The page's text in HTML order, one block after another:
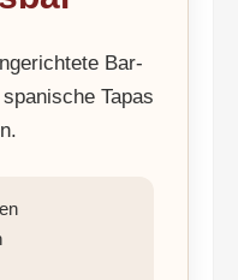
Bar-
Tapas